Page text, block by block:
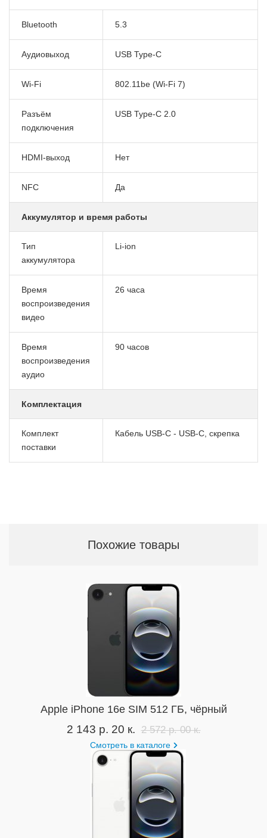
Bluetooth 5.3
Аудиовыход USB Type-C
Wi-Fi 802.11be (Wi-Fi 7)
Разъём
подключения
USB Type-C 2.0
HDMI-выход Нет
NFC Да
Аккумулятор и время работы
Тип
аккумулятора
Li-ion
Время
воспроизведения
видео
26 часа
Время
воспроизведения
аудио
90 часов
Комплектация
Комплект
поставки
Кабель USB-C - USB-C, скрепка
Похожие товары
Apple iPhone 16e SIM 512 ГБ, чёрный
2 143 р. 20 к. 2 572 р. 00 к.
Смотреть в каталоге